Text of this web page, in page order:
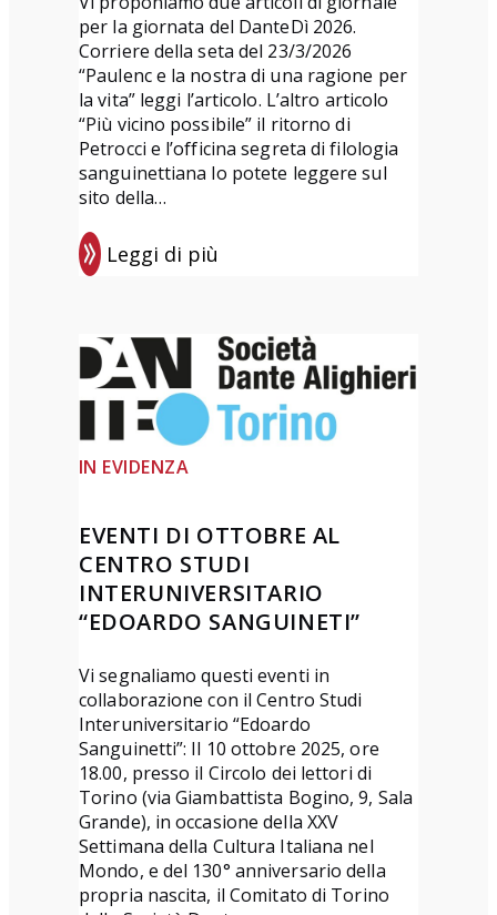
L
o
r
e
t
t
a
D
e
e
r
z
e
d
i
z
i
o
n
e
per la giornata del DanteDì 2026.
Corriere della seta del 23/3/2026
“Paulenc e la nostra di una ragione per
la vita” leggi l’articolo. L’altro articolo
“Più vicino possibile” il ritorno di
Petrocci e l’officina segreta di filologia
sanguinettiana lo potete leggere sul
sito della…
Leggi di più
:
D
0
2
6
r
t
i
c
o
l
i
s
IN EVIDENZA
EVENTI DI OTTOBRE AL
CENTRO STUDI
INTERUNIVERSITARIO
“EDOARDO SANGUINETI”
Vi segnaliamo questi eventi in
collaborazione con il Centro Studi
Interuniversitario “Edoardo
Sanguinetti”: Il 10 ottobre 2025, ore
18.00, presso il Circolo dei lettori di
Torino (via Giambattista Bogino, 9, Sala
Grande), in occasione della XXV
Settimana della Cultura Italiana nel
Mondo, e del 130° anniversario della
propria nascita, il Comitato di Torino